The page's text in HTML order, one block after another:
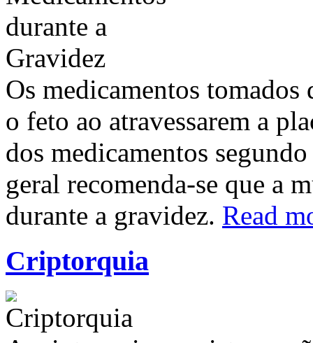
Os medicamentos
o feto ao atravessarem a
dos medicamentos
geral recomenda-se que a
durante a gravidez. Read
Criptorquia